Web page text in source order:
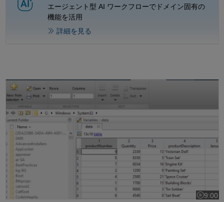
を
再
生
エージェント型 AI ワークフローでドメイン固有の
機能を活用
詳細を見る
Database Explorer アプリを使用したリレーショナルデータへのアク
9:00
ビデオ